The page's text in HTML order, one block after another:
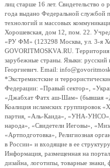
лиц старше 16 лет. Свидетельство
года выдано Федеральной службой
технологий и массовых
Хорошевская, дом 12, пом. 22.
«РУ ФМ» (123298 Москва, ул. 3-я
GOVORITMOSKVA.RU. Территория
зарубежные страны. Языки: русский
Георгиевич. Email:
*Экстремистские и
Федерации: «Правый сектор»,
«Джабхат Фатх аш-Шам» (бывшая
Коалиция исламских группировок
партия, «Аль-Каида», «УНА-УНСО»,
народа», «Свидетели Иеговы»,
«Артподготовка», Религиозная
в России» и входящие в ее
Информация, размещенная на
дизайна, логотипы, товарные